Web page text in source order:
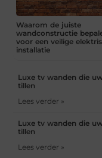
Waarom de juiste
wandconstructie
voor een veilige
installatie
Luxe tv wanden die
tillen
Lees verder »
Luxe tv wanden die
tillen
Lees verder »